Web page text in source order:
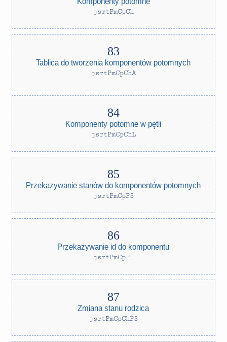
jsrtPmCpCh
Tablica do tworzenia komponentów potomnych
jsrtPmCpChA
Komponenty potomne w pętli
jsrtPmCpChL
Przekazywanie stanów do komponentów potomnych
jsrtPmCpPS
Przekazywanie id do komponentu
jsrtPmCpPI
Zmiana stanu rodzica
jsrtPmCpChPS